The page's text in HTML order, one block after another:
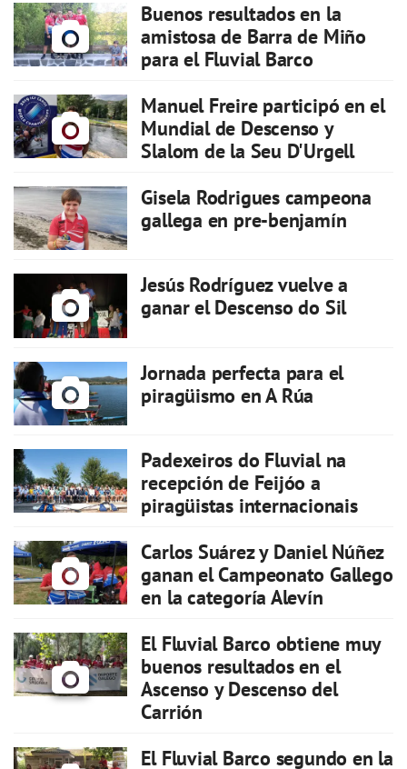
Buenos resultados en la
amistosa de Barra de Miño
para el Fluvial Barco
Manuel Freire participó en el
Mundial de Descenso y
Slalom de la Seu D'Urgell
Gisela Rodrigues campeona
gallega en pre-benjamín
Jesús Rodríguez vuelve a
ganar el Descenso do Sil
Jornada perfecta para el
piragüismo en A Rúa
Padexeiros do Fluvial na
recepción de Feijóo a
piragüistas internacionais
Carlos Suárez y Daniel Núñez
ganan el Campeonato Gallego
en la categoría Alevín
El Fluvial Barco obtiene muy
buenos resultados en el
Ascenso y Descenso del
Carrión
El Fluvial Barco segundo en la